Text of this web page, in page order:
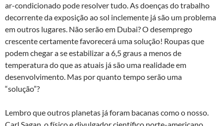
ar-condicionado pode resolver tudo. As doenças do trabalho
decorrente da exposição ao sol inclemente já são um problema
em outros lugares. Não serão em Dubai? O desemprego
crescente certamente favorecerá uma solução! Roupas que
podem chegar a se estabilizar a 6,5 graus a menos de
temperatura do que as atuais já são uma realidade em
desenvolvimento. Mas por quanto tempo serão uma
“solução”?
Lembro que outros planetas já foram bacanas como o nosso.